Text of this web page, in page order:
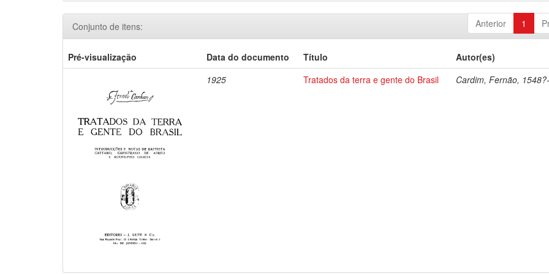
Anterior 1
Conjunto de itens:
Pré-visualização Data do documento Título
Autor(es)
1925
Tratados da terra e gente do Brasil Cardim, Fernão,